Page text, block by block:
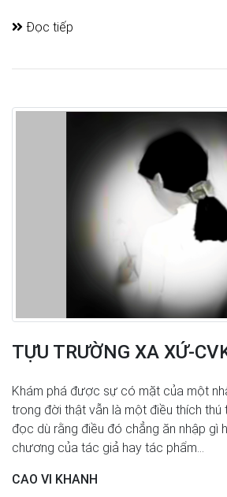
Đọc tiếp
TỰU TRƯỜNG XA XỨ-
Khám phá được sự có mặt của một
trong đời thật vẫn là một điều thích thú
đọc dù rằng điều đó chẳng ăn nhập gì
chương của tác giả hay tác phẩm...
CAO VI KHANH